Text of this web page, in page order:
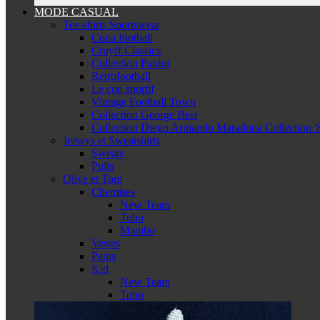
MODE CASUAL
Tee-shirts Sportswear
Copa football
Cruyff Classics
Collection Panini
Retrofootball
Le coq sportif
Vintage Football Town
Collection George Best
Collection Diego Armando Maradona Collection
Jerseys et Sweatshirts
Sweats
Pulls
Olive et Tom
Chemises
New Team
Toho
Mambo
Vestes
Pants
Kid
New Team
Toho